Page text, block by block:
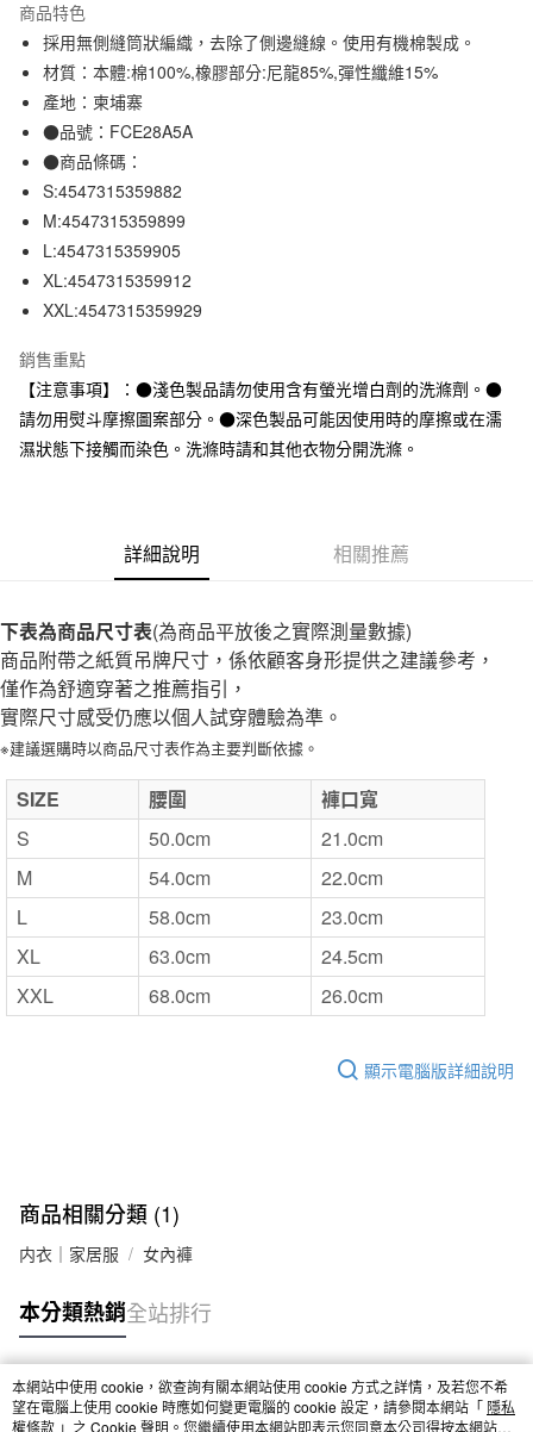
信用卡分期付款
3 期 0 利率 每期NT$49 21家銀行
合作金庫商業銀行
華南商業銀行
上海商業儲蓄銀行
臺灣中小企業銀行
匯豐（台灣）商業銀行
聯邦商業銀行
元大商業銀行
玉山商業銀行
台灣樂天信用卡公司
超商取貨付款
LINE Pay
Apple Pay
街口支付
悠遊付
全家取貨付款
每筆NT$65，滿NT$1,000(含以上)免運費
付款後全家取貨
每筆NT$65，滿NT$1,000(含以上)免運費
每筆NT$65，滿NT$1,000(含以上)免運費
宅配
每筆NT$150，滿NT$2,000(含以上)免運費
免運費
商品特色
採用無側縫筒狀編織，去除了側邊縫線。使用有機棉製成。
材質：本體:棉100%,橡膠部分:尼龍85%,彈性纖維15%
產地：柬埔寨
●品號：FCE28A5A
●商品條碼：
S:4547315359882
M:4547315359899
L:4547315359905
XL:4547315359912
XXL:4547315359929
銷售重點
【注意事項】：●淺色製品請勿使用含有螢光增白劑的洗滌劑。●
請勿用熨斗摩擦圖案部分。●深色製品可能因使用時的摩擦或在濡
濕狀態下接觸而染色。洗滌時請和其他衣物分開洗滌。
詳細說明 相關推薦
下表為商品尺寸表(為商品平放後之實際測量數據)
商品附帶之紙質吊牌尺寸，係依顧客身形提供之建議參考，
僅作為舒適穿著之推薦指引，
實際尺寸感受仍應以個人試穿體驗為準。
※建議選購時以商品尺寸表作為主要判斷依據。
SIZE 腰圍
褲口寬
S
50.0cm
21.0cm
M
54.0cm
22.0cm
L
58.0cm
23.0cm
XL
63.0cm
24.5cm
XXL
68.0cm 26.0cm
顯示電腦版詳細說明
商品相關分類 (1)
内衣｜家居服 女內褲
本分類熱銷全站排行
熱門標籤
本網站中使用 cookie，欲查詢有關本網站使用 cookie 方式之詳情，及若您不希
望在電腦上使用 cookie 時應如何變更電腦的 cookie 設定，請參閱本網站「 隱私
權條款 」之 Cookie 聲明。您繼續使用本網站即表示您同意本公司得按本網站使